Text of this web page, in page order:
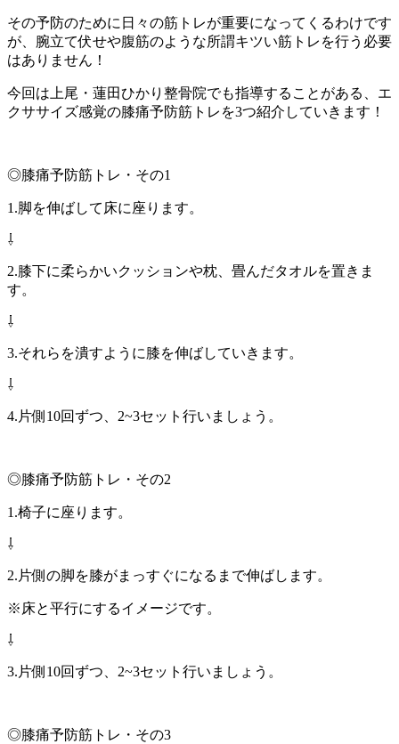
その予防のために日々の筋トレが重要になってくるわけです
が、腕立て伏せや腹筋のような所謂キツい筋トレを行う必要
はありません！
今回は上尾・蓮田ひかり整骨院でも指導することがある、エ
クササイズ感覚の膝痛予防筋トレを3つ紹介していきます！
◎膝痛予防筋トレ・その1
1.脚を伸ばして床に座ります。
⇩
2.膝下に柔らかいクッションや枕、畳んだタオルを置きま
す。
⇩
3.それらを潰すように膝を伸ばしていきます。
⇩
4.片側10回ずつ、2~3セット行いましょう。
◎膝痛予防筋トレ・その2
1.椅子に座ります。
⇩
2.片側の脚を膝がまっすぐになるまで伸ばします。
※床と平行にするイメージです。
⇩
3.片側10回ずつ、2~3セット行いましょう。
◎膝痛予防筋トレ・その3